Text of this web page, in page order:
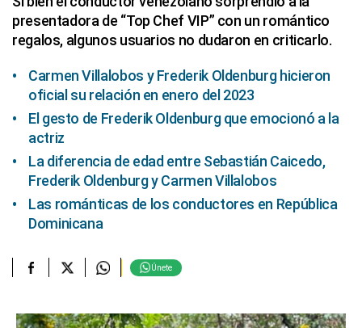
presentadora de “Top Chef VIP” con un romántico
regalos, algunos usuarios no dudaron en criticarlo.
Carmen Villalobos y Frederik Oldenburg hicieron
oficial su relación en enero del 2023
El gesto de Frederik Oldenburg que emocionó a la
actriz
La diferencia de edad entre Sebastián Caicedo,
Frederik Oldenburg y Carmen Villalobos
Las románticas de los conductores en República
Dominicana
Únete